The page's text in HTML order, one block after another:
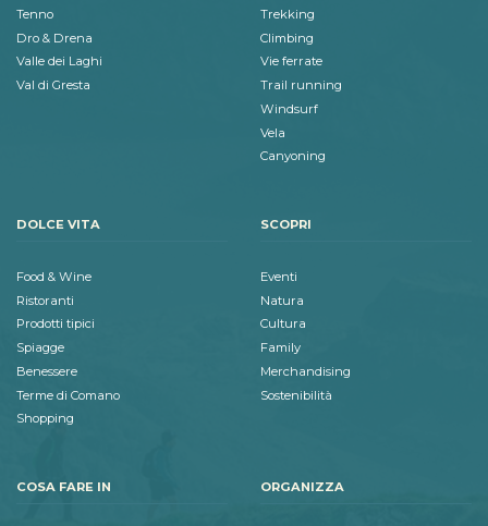
Tenno
Dro & Drena
Valle dei Laghi
Val di Gresta
Trekking
Climbing
Vie ferrate
Trail running
Windsurf
Vela
Canyoning
DOLCE VITA
Food & Wine
Ristoranti
Prodotti tipici
Spiagge
Benessere
Terme di Comano
Shopping
SCOPRI
Eventi
Natura
Cultura
Family
Merchandising
Sostenibilità
COSA FARE IN ORGANIZZA